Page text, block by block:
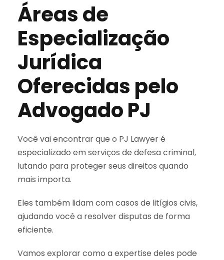
Áreas de
Especialização
Jurídica
Oferecidas pelo
Advogado PJ
Você vai encontrar que o PJ Lawyer é
especializado em serviços de defesa criminal,
lutando para proteger seus direitos quando
mais importa.
Eles também lidam com casos de litígios civis,
ajudando você a resolver disputas de forma
eficiente.
Vamos explorar como a expertise deles pode